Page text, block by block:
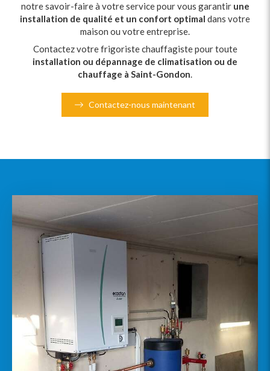
notre savoir-faire à votre service pour vous garantir une
installation de qualité et un confort optimal dans votre
maison ou votre entreprise.
Contactez votre frigoriste chauffagiste pour toute
installation ou dépannage de climatisation ou de
chauffage à Saint-Gondon.
Contactez-nous maintenant